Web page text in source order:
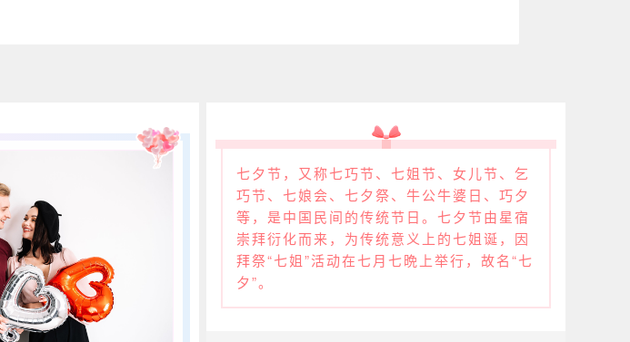
七夕节，又称七巧节、七姐节、女儿节、乞
巧节、七娘会、七夕祭、牛公牛婆日、巧夕
等，是中国民间的传统节日。七夕节由星宿
崇拜衍化而来，为传统意义上的七姐诞，因
拜祭“七姐”活动在七月七晩上举行，故名“七
夕”。